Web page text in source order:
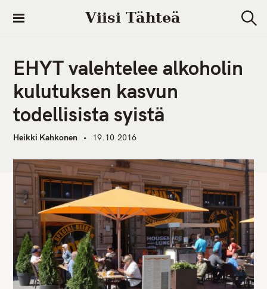
i
Viisi Tähteä
e
EHYT valehtelee alkoholin
kulutuksen kasvun
todellisista syistä
Heikki Kahkonen 19.10.2016